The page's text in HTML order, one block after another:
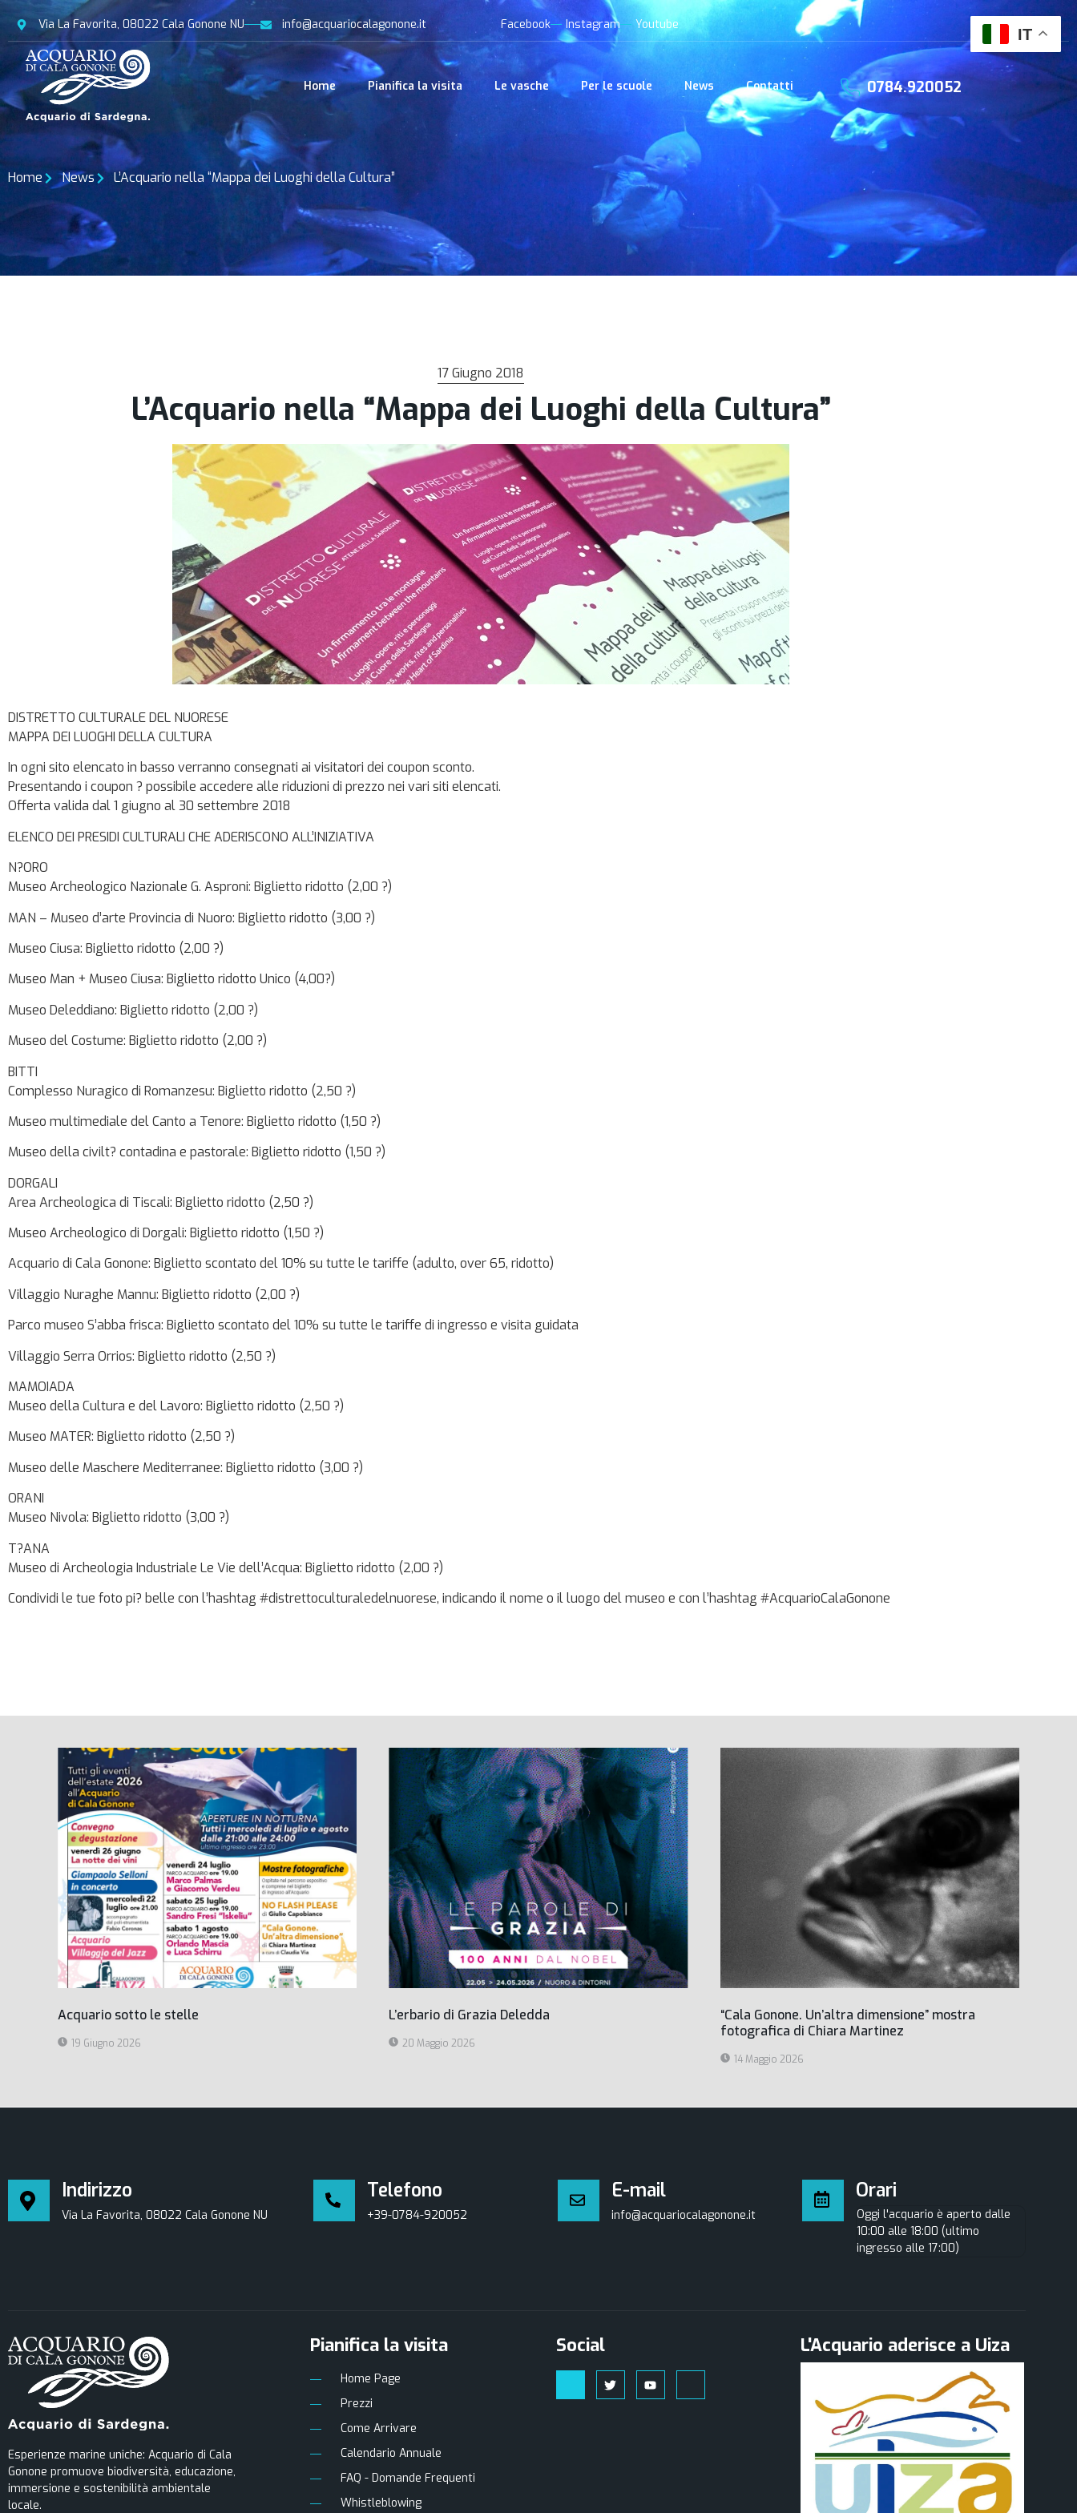
Via La Favorita, 08022 Cala Gonone NU info@acquariocalagonone.it Facebook Instagram Youtube
Home Pianifica la visita Le vasche Per le scuole News Contatti 0784.920052
Home News L’Acquario nella “Mappa dei Luoghi della Cultura”
17 Giugno 2018
L’Acquario nella “Mappa dei Luoghi della Cultura”
DISTRETTO CULTURALE DEL NUORESE
MAPPA DEI LUOGHI DELLA CULTURA
In ogni sito elencato in basso verranno consegnati ai visitatori dei coupon sconto.
Presentando i coupon ? possibile accedere alle riduzioni di prezzo nei vari siti elencati.
Offerta valida dal 1 giugno al 30 settembre 2018
ELENCO DEI PRESIDI CULTURALI CHE ADERISCONO ALL’INIZIATIVA
N?ORO
Museo Archeologico Nazionale G. Asproni: Biglietto ridotto (2,00 ?)
MAN – Museo d’arte Provincia di Nuoro: Biglietto ridotto (3,00 ?)
Museo Ciusa: Biglietto ridotto (2,00 ?)
Museo Man + Museo Ciusa: Biglietto ridotto Unico (4,00?)
Museo Deleddiano: Biglietto ridotto (2,00 ?)
Museo del Costume: Biglietto ridotto (2,00 ?)
BITTI
Complesso Nuragico di Romanzesu: Biglietto ridotto (2,50 ?)
Museo multimediale del Canto a Tenore: Biglietto ridotto (1,50 ?)
Museo della civilt? contadina e pastorale: Biglietto ridotto (1,50 ?)
DORGALI
Area Archeologica di Tiscali: Biglietto ridotto (2,50 ?)
Museo Archeologico di Dorgali: Biglietto ridotto (1,50 ?)
Acquario di Cala Gonone: Biglietto scontato del 10% su tutte le tariffe (adulto, over 65, ridotto)
Villaggio Nuraghe Mannu: Biglietto ridotto (2,00 ?)
Parco museo S’abba frisca: Biglietto scontato del 10% su tutte le tariffe di ingresso e visita guidata
Villaggio Serra Orrios: Biglietto ridotto (2,50 ?)
MAMOIADA
Museo della Cultura e del Lavoro: Biglietto ridotto (2,50 ?)
Museo MATER: Biglietto ridotto (2,50 ?)
Museo delle Maschere Mediterranee: Biglietto ridotto (3,00 ?)
ORANI
Museo Nivola: Biglietto ridotto (3,00 ?)
T?ANA
Museo di Archeologia Industriale Le Vie dell’Acqua: Biglietto ridotto (2,00 ?)
Condividi le tue foto pi? belle con l’hashtag #distrettoculturaledelnuorese, indicando il nome o il luogo del museo e con l’hashtag #AcquarioCalaGonone
Acquario sotto le stelle
19 Giugno 2026
L’erbario di Grazia Deledda
20 Maggio 2026
“Cala Gonone. Un’altra dimensione” mostra
fotografica di Chiara Martinez
14 Maggio 2026
Indirizzo
Via La Favorita, 08022 Cala Gonone NU
Telefono
+39-0784-920052
E-mail
info@acquariocalagonone.it
Orari
Oggi l'acquario è aperto dalle
10:00 alle 18:00 (ultimo
ingresso alle 17:00)
Esperienze marine uniche: Acquario di Cala
Gonone promuove biodiversità, educazione,
immersione e sostenibilità ambientale
locale.
Pianifica la visita
Home Page
Prezzi
Come Arrivare
Calendario Annuale
FAQ - Domande Frequenti
Whistleblowing
Social L'Acquario aderisce a Uiza
IT